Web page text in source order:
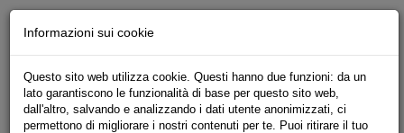
Iscriviti
Ricerca
Area Stampa
Informazioni sui cookie
Questo sito web utilizza cookie. Questi hanno due funzioni: da un
lato garantiscono le funzionalità di base per questo sito web,
dall'altro, salvando e analizzando i dati utente anonimizzati, ci
permettono di migliorare i nostri contenuti per te. Puoi ritirare il tuo